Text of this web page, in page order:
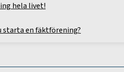
hela livet!
starta en fäktförening?